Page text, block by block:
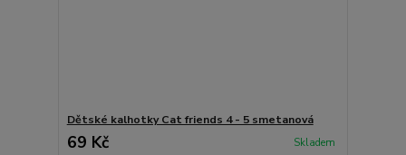
Dětské kalhotky Cat friends 4 - 5 smetanová
69 Kč Skladem